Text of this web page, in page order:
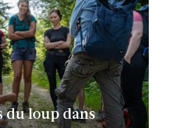
du loup dans